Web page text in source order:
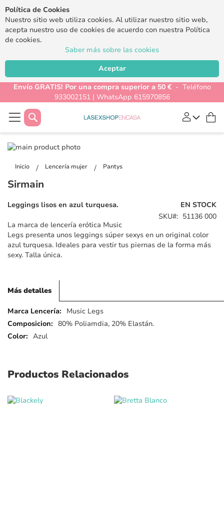
Política de Cookies
Nuestro sitio web utiliza cookies. Al utilizar nuestro sitio web,
acepta nuestro uso de cookies de acuerdo con nuestra Política
de cookies.
Saber más sobre las cookies
Aceptar
Envío GRATIS! Por una compra superior a 50 €- Teléfono
933002151 | WhatsApp 615970856
Buscar
Inicio Lencería mujer Pantys
Saltar
final
la
de
de
galería
imágenes
Sirmain
EN STOCK
SKU
51136 000
Leggings lisos en azul turquesa.
La marca de lencería erótica Music
Legs presenta unos leggings súper sexys en un original color
azul turquesa. Ideales para vestir tus piernas de la forma más
sexy. Talla única.
Más detalles
Más
detalles
Music Legs
80% Poliamdia, 20% Elastán.
Azul
Productos Relacionados